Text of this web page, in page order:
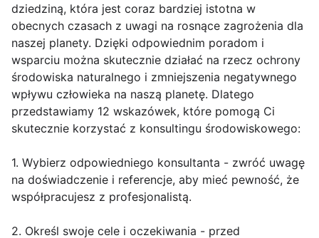
dziedziną, która jest coraz bardziej istotna w
obecnych czasach z uwagi na rosnące zagrożenia dla
naszej planety. Dzięki odpowiednim poradom i
wsparciu można skutecznie działać na rzecz ochrony
środowiska naturalnego i zmniejszenia negatywnego
wpływu człowieka na naszą planetę. Dlatego
przedstawiamy 12 wskazówek, które pomogą Ci
skutecznie korzystać z konsultingu środowiskowego:
1. Wybierz odpowiedniego konsultanta - zwróć uwagę
na doświadczenie i referencje, aby mieć pewność, że
współpracujesz z profesjonalistą.
2. Określ swoje cele i oczekiwania - przed